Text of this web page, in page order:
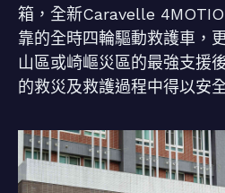
箱，全新Caravelle
靠的全時四輪驅動救護車，
山區或崎嶇災區的最強支援
的救災及救護過程中得以安